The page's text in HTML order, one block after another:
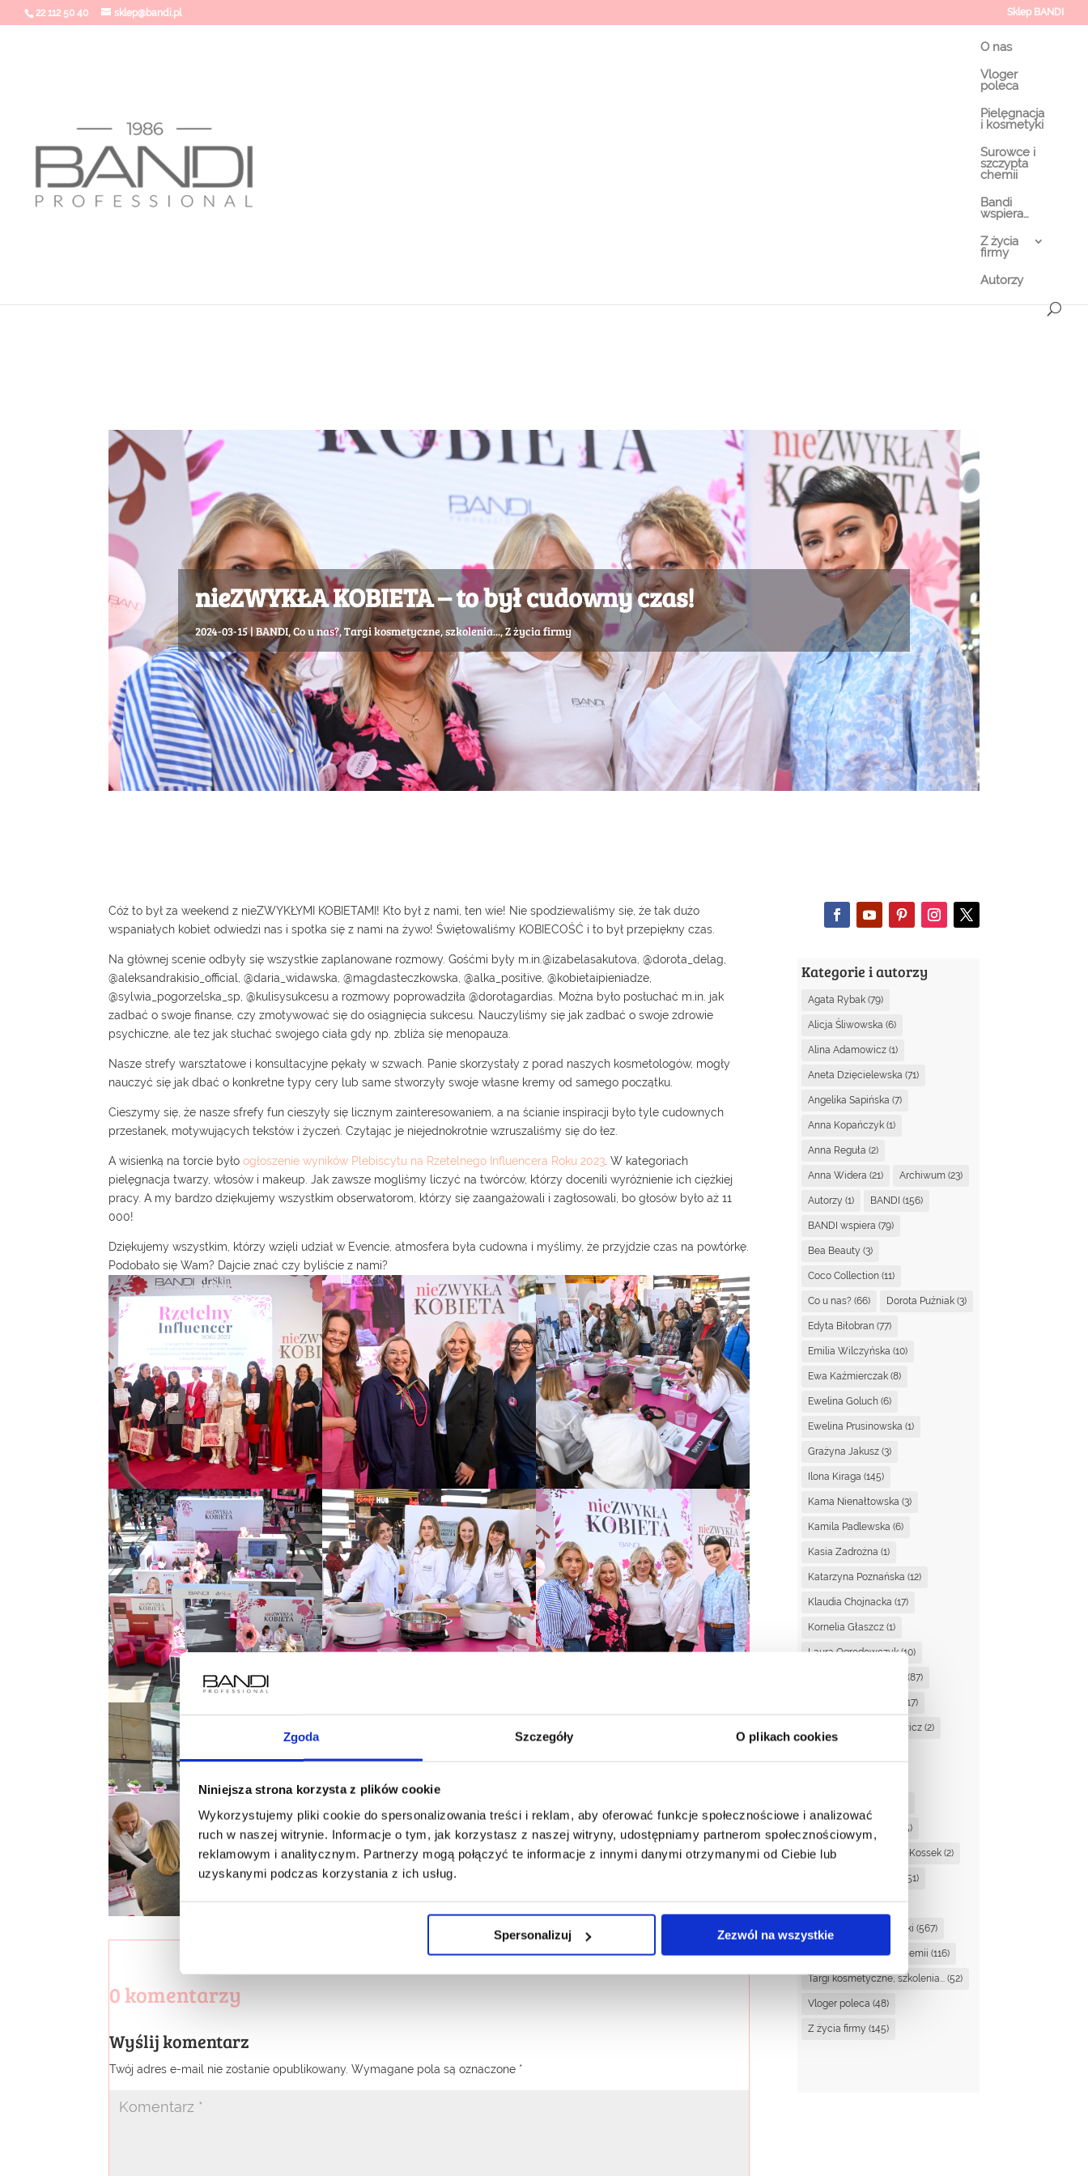
Zgoda Szczegóły O plikach cookies
Niniejsza strona korzysta z plików cookie
Wykorzystujemy pliki cookie do spersonalizowania treści i reklam, aby oferować funkcje społecznościowe i analizować
ruch w naszej witrynie. Informacje o tym, jak korzystasz z naszej witryny, udostępniamy partnerom społecznościowym,
reklamowym i analitycznym. Partnerzy mogą połączyć te informacje z innymi danymi otrzymanymi od Ciebie lub
uzyskanymi podczas korzystania z ich usług.
Spersonalizuj Zezwól na wszystkie
22 112 50 40 sklep@bandi.pl Sklep BANDI
O nas
Vloger
poleca
Pielęgnacja
i kosmetyki
Surowce i
szczypta
chemii
Bandi
wspiera…
Z życia
firmy
Autorzy
nieZWYKŁA KOBIETA – to był cudowny czas!
2024-03-15|BANDI,Co u nas?,Targi kosmetyczne, szkolenia...,Z życia firmy
Cóż to był za weekend z nieZWYKŁYMI KOBIETAMI! Kto był z nami, ten wie! Nie spodziewaliśmy się, że tak dużo
wspaniałych kobiet odwiedzi nas i spotka się z nami na żywo! Świętowaliśmy KOBIECOŚĆ i to był przepiękny czas.
Na głównej scenie odbyły się wszystkie zaplanowane rozmowy. Gośćmi były m.in.@izabelasakutova, @dorota_delag,
@aleksandrakisio_official, @daria_widawska, @magdasteczkowska, @alka_positive, @kobietaipieniadze,
@sylwia_pogorzelska_sp, @kulisysukcesu a rozmowy poprowadziła @dorotagardias. Można było posłuchać m.in. jak
zadbać o swoje finanse, czy zmotywować się do osiągnięcia sukcesu. Nauczyliśmy się jak zadbać o swoje zdrowie
psychiczne, ale tez jak słuchać swojego ciała gdy np. zbliża się menopauza.
Nasze strefy warsztatowe i konsultacyjne pękały w szwach. Panie skorzystały z porad naszych kosmetologów, mogły
nauczyć się jak dbać o konkretne typy cery lub same stworzyły swoje własne kremy od samego początku.
Cieszymy się, że nasze sfrefy fun cieszyły się licznym zainteresowaniem, a na ścianie inspiracji było tyle cudownych
przesłanek, motywujących tekstów i życzeń. Czytając je niejednokrotnie wzruszaliśmy się do łez.
A wisienką na torcie byłoogłoszenie wyników Plebiscytu na Rzetelnego Influencera Roku 2023 . W kategoriach
pielęgnacja twarzy, włosów i makeup. Jak zawsze mogliśmy liczyć na twórców, którzy docenili wyróżnienie ich ciężkiej
pracy. A my bardzo dziękujemy wszystkim obserwatorom, którzy się zaangażowali i zagłosowali, bo głosów było aż 11
000!
Dziękujemy wszystkim, którzy wzięli udział w Evencie, atmosfera była cudowna i myślimy, że przyjdzie czas na powtórkę.
Podobało się Wam? Dajcie znać czy byliście z nami?
0 komentarzy
Wyślij komentarz
Twój adres e-mail nie zostanie opublikowany. Wymagane pola są oznaczone *
Kategorie i autorzy
Agata Rybak (79)
Alicja Śliwowska (6)
Alina Adamowicz (1)
Aneta Dzięcielewska (71)
Angelika Sapińska (7)
Anna Kopańczyk (1)
Anna Reguła (2)
Anna Widera (21) Archiwum (23)
Autorzy (1) BANDI (156)
BANDI wspiera (79)
Bea Beauty (3)
Coco Collection (11)
Co u nas? (66) Dorota Puźniak (3)
Edyta Biłobran (77)
Emilia Wilczyńska (10)
Ewa Kaźmierczak (8)
Ewelina Goluch (6)
Ewelina Prusinowska (1)
Grażyna Jakusz (3)
Ilona Kiraga (145)
Kama Nienałtowska (3)
Kamila Padlewska (6)
Kasia Zadrożna (1)
Katarzyna Poznańska (12)
Klaudia Chojnacka (17)
Kornelia Głaszcz (1)
Laura Ogrodowczyk(10)
(87)
(17)
Magdalena Kaczanowicz (2)
Martyna Sudowska (25)
Monika Orzechowska-Kossek (2)
(51)
Noemi Drescher(1)
Pielęgnacja i kosmetyki (567)
Surowce i szczypta chemii (116)
Targi kosmetyczne, szkolenia... (52)
Vloger poleca (48)
Z życia firmy (145)